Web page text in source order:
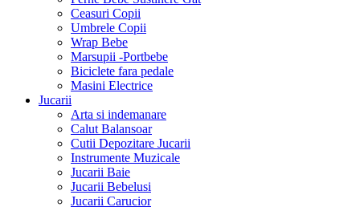
Ceasuri Copii
Umbrele Copii
Wrap Bebe
Marsupii -Portbebe
Biciclete fara pedale
Masini Electrice
Jucarii
Arta si indemanare
Calut Balansoar
Cutii Depozitare Jucarii
Instrumente Muzicale
Jucarii Baie
Jucarii Bebelusi
Jucarii Carucior